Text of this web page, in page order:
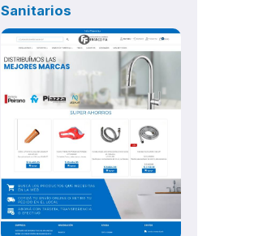
Sanitarios